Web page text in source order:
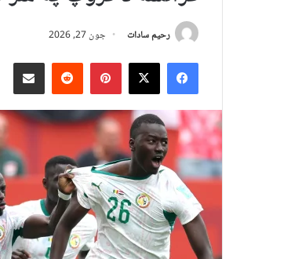
رحیم سادات جون 27, 2026
Facebook
X
Pinterest
Redditد بریښنالیک له لارې شریک کړئ